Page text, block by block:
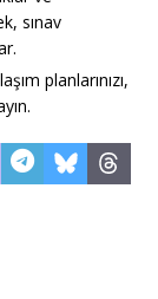
sınav
planlarınızı,